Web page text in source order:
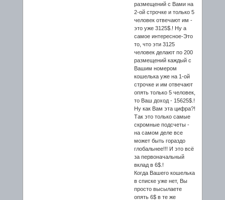
размещений с Вами на
2-ой строчке и только 5
человек отвечают им -
это уже 3125$.! Ну а
самое интересное-Это
то, что эти 3125
человек делают по 200
размещений каждый с
Вашим номером
кошелька уже на 1-ой
строчке и им отвечают
опять только 5 человек,
то Ваш доход - 15625$.!
Ну как Вам эта цифра?!
Так это только самые
скромные подсчеты -
на самом деле все
может быть гораздо
глобальнее!!! И это всё
за первоначальный
вклад в 6$.!
Когда Вашего кошелька
в списке уже нет, Вы
просто высылаете
опять 6$ в те же